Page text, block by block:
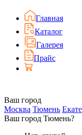
Главная
Каталог
Галерея
Прайс
Ваш город
Москва Тюмень
Ваш город Тюмень?